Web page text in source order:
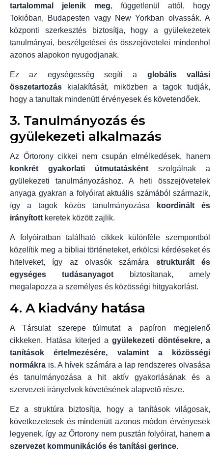
tartalommal jelenik meg, függetlenül attól, hogy
Tokióban, Budapesten vagy New Yorkban olvassák. A
központi szerkesztés biztosítja, hogy a gyülekezetek
tanulmányai, beszélgetései és összejövetelei mindenhol
azonos alapokon nyugodjanak.
Ez az egységesség segíti a globális vallási
összetartozás kialakítását, miközben a tagok tudják,
hogy a tanultak mindenütt érvényesek és követendőek.
3. Tanulmányozás és
gyülekezeti alkalmazás
Az Őrtorony cikkei nem csupán elmélkedések, hanem
konkrét gyakorlati útmutatásként szolgálnak a
gyülekezeti tanulmányozáshoz. A heti összejövetelek
anyaga gyakran a folyóirat aktuális számából származik,
így a tagok közös tanulmányozása
koordinált és
irányított keretek között zajlik.
A folyóiratban található cikkek különféle szempontból
közelítik meg a bibliai történeteket, erkölcsi kérdéseket és
hitelveket, így az olvasók számára strukturált és
egységes tudásanyagot biztosítanak, amely
megalapozza a személyes és közösségi hitgyakorlást.
4. A kiadvány hatása
A Társulat szerepe túlmutat a papíron megjelenő
cikkeken. Hatása kiterjed agyülekezeti döntésekre, a
tanítások értelmezésére, valamint a közösségi
normákra is. A hívek számára a lap rendszeres olvasása
és tanulmányozása a hit aktív gyakorlásának és a
szervezeti irányelvek követésének alapvető része.
Ez a struktúra biztosítja, hogy a tanítások világosak,
következetesek és mindenütt azonos módon érvényesek
legyenek, így az Őrtorony nem pusztán folyóirat, hanem a
szervezet kommunikációs és tanítási gerince.